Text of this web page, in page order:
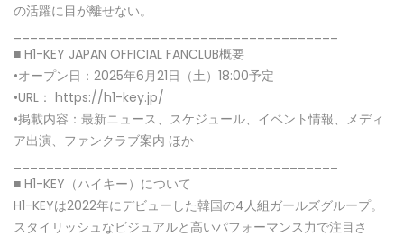
の活躍に目が離せない。
■ H1-KEY JAPAN OFFICIAL FANCLUB概要
•オープン日：2025年6月21日（土）18:00予定
•URL： https://h1-key.jp/
•掲載内容：最新ニュース、スケジュール、イベント情報、メディ
ア出演、ファンクラブ案内 ほか
■ H1-KEY（ハイキー）について
H1-KEYは2022年にデビューした韓国の4人組ガールズグループ。
スタイリッシュなビジュアルと高いパフォーマンス力で注目さ